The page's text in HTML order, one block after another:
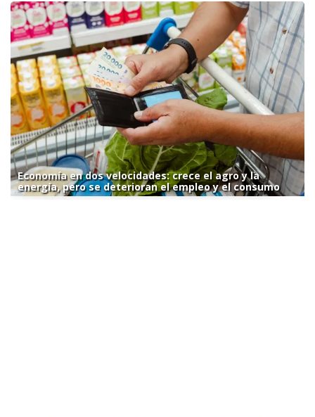
Economía en dos velocidades: crece el agro y la
energía, pero se deterioran el empleo y el consumo